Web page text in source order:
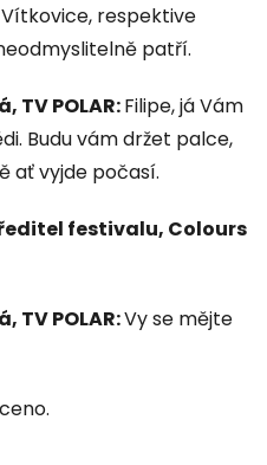
respektive
patří.
TV POLAR:Filipe, já Vám
Budu vám držet palce,
ať vyjde počasí.
festivalu, Colours
TV POLAR:Vy se mějte